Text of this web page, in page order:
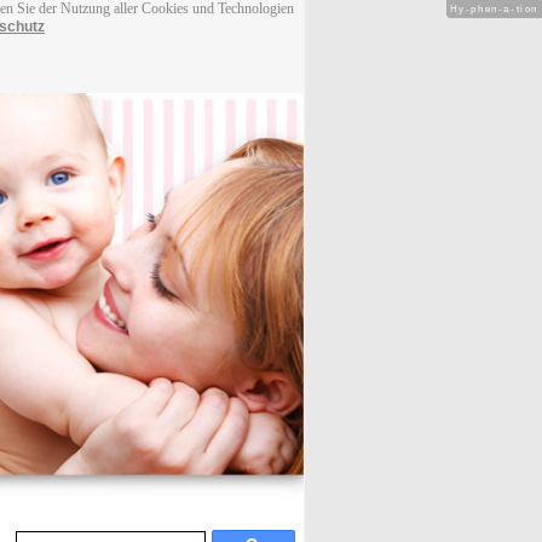
Sie der Nutzung aller Cookies und Technologien
Hy-phen-a-tion